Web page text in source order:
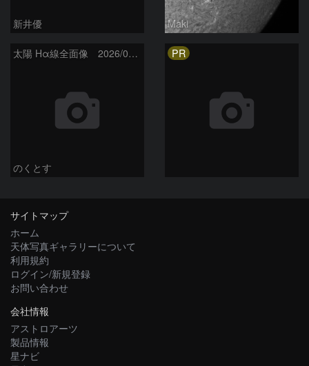
新井優 Maki
太陽 Hα線全面像 2026/08/06
のくとす
PR
サイトマップ
ホーム
天体写真ギャラリーについて
利用規約
ログイン/新規登録
お問い合わせ
会社情報
アストロアーツ
製品情報
星ナビ